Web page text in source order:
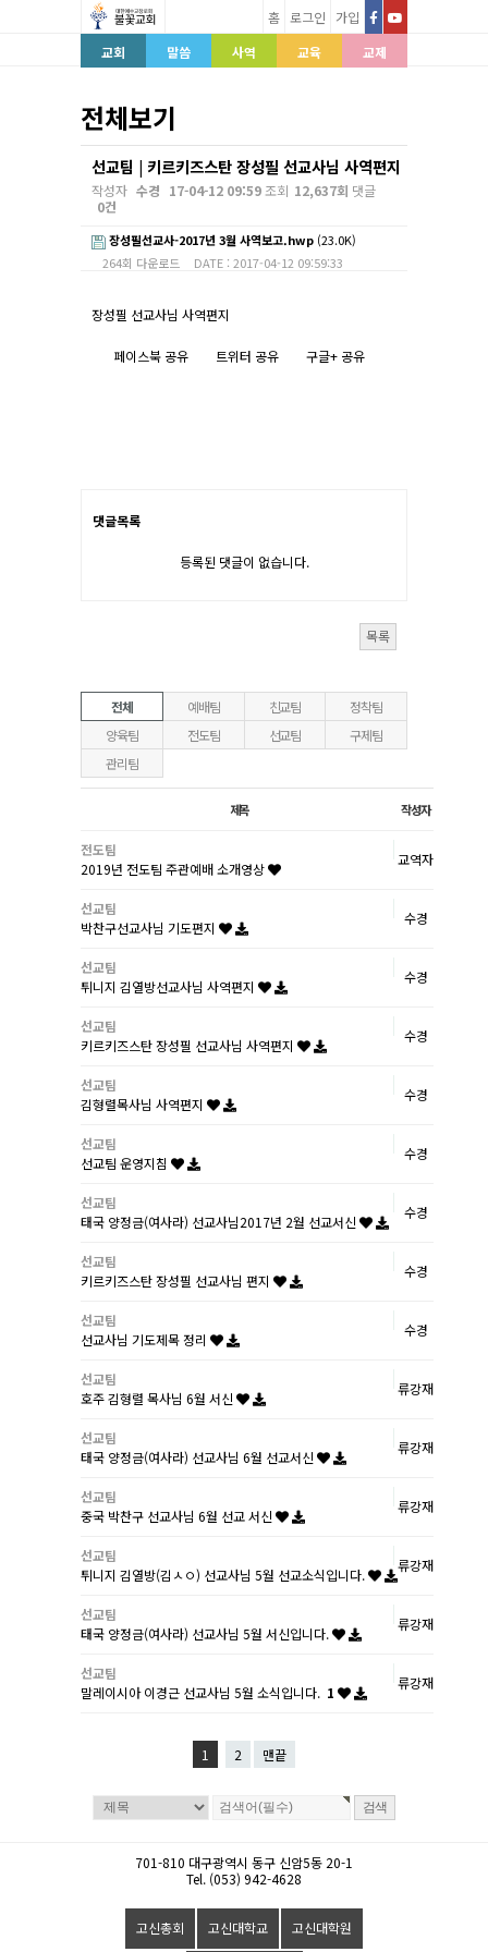
홈 로그인
가입
교회
말씀 사역 교육 교제
전체보기
선교팀 | 키르키즈스탄 장성필 선교사님 사역편지
작성자 수경 17-04-12 09:59조회 12,637회 댓글
0건
장성필선교사-2017년 3월 사역보고.hwp (23.0K)
264회 다운로드
DATE : 2017-04-12 09:59:33
장성필 선교사님 사역편지
페이스북 공유 트위터 공유 구글+ 공유
댓글목록
등록된 댓글이 없습니다.
목록
전체 예배팀 친교팀
정착팀
양육팀
전도팀 선교팀
구제팀
관리팀
제목 작성자
전도팀
2019년 전도팀 주관예배 소개영상
교역자
선교팀
박찬구선교사님 기도편지
수경
선교팀
튀니지 김열방선교사님 사역편지
수경
선교팀
키르키즈스탄 장성필 선교사님 사역편지
수경
선교팀
김형렬목사님 사역편지
수경
선교팀
선교팀 운영지침
수경
선교팀
태국 양정금(여사라) 선교사님2017년 2월 선교서신
수경
선교팀
키르키즈스탄 장성필 선교사님 편지
수경
선교팀
선교사님 기도제목 정리
수경
선교팀
호주 김형렬 목사님 6월 서신
류강재
선교팀
태국 양정금(여사라) 선교사님 6월 선교서신
류강재
선교팀
중국 박찬구 선교사님 6월 선교 서신
류강재
선교팀
튀니지 김열방(김ㅅㅇ) 선교사님 5월 선교소식입니다.
류강재
선교팀
태국 양정금(여사라) 선교사님 5월 서신입니다.
류강재
선교팀
말레이시아 이경근 선교사님 5월 소식입니다. 1
류강재
1 2 맨끝
701-810 대구광역시 동구 신암5동 20-1
Tel. (053) 942-4628
고신총회 고신대학교 고신대학원